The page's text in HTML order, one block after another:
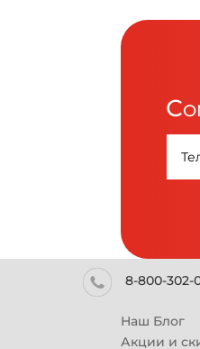
8-800-302-
Наш Блог
Акции и